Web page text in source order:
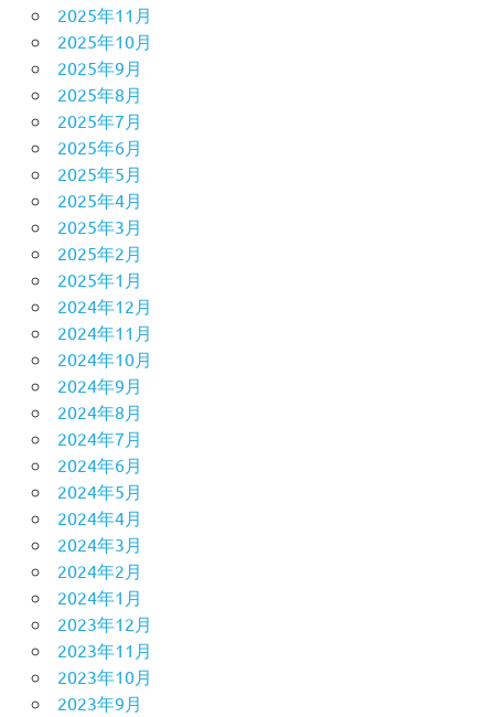
2025年11月
2025年10月
2025年9月
2025年8月
2025年7月
2025年6月
2025年5月
2025年4月
2025年3月
2025年2月
2025年1月
2024年12月
2024年11月
2024年10月
2024年9月
2024年8月
2024年7月
2024年6月
2024年5月
2024年4月
2024年3月
2024年2月
2024年1月
2023年12月
2023年11月
2023年10月
2023年9月